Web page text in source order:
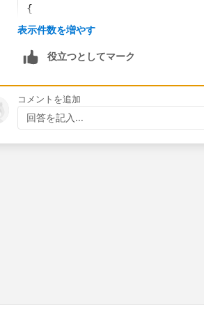
{
    String str;
    {
     	{
表示件数を増やす
役立つとしてマーク
コメントを追加
回答を記入...